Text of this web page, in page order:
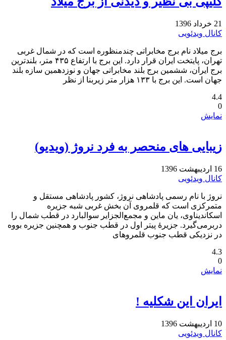
21 خرداد 1396
کانال ویدئویی
برج میلاد نام برج مخابراتی چندمنظوره است که در شمال غربی
تهران، پایتخت ایران قرار دارد. این برج با ارتفاع ۴۳۵ متر، بلندترین
برج ایران، ششمین برج بلند مخابراتی جهان و نوزدهمین سازه بلند
جهان است. این برج با ۱۳۳ هزار متر زیربنا از نظر
4.4
0
نمایش
زیبایی های منحصر به فرد نروژ (ویدیو)
16 اردیبهشت 1396
کانال ویدئویی
نروژ با نام رسمی پادشاهی نروژ، کشور پادشاهی مستقل و
متمرکزی است که قلمروی آن بخش غربی شبه جزیره
اسکاندیناوی، یان ماین و مجمع‌الجزایر سوالبارد در قطب شمال را
دربرمی‌گیرد. جزیرۀ پیتر اول در قطب جنوب و همچنین جزیره بووه
در نزدیکی قطب جنوب قلمروهای
4.3
0
نمایش
ایران این شکلیه !
10 اردیبهشت 1396
کانال ویدئویی